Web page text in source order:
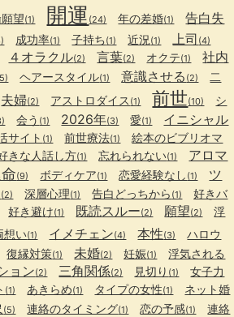
望(1) 開運 (24) 年の差婚(1)
告白失
成功率(1) 子持ち(1) 近況 (1) 上司 (4)
４オラクル(2) 言葉(2) オクテ(1)
社内
ヘアースタイル(1) 意識させる (2)
二
夫婦(2) アストロダイス (1) 前世(10)
シ
会う (1) 2026年(3) 愛(1) イニシャル
サイト (1) 前世療法(1)
絵本のビブリオマ
きな人話し方(1) 忘れられない(1) アロマ
(9) ボディケア(1) 恋愛経験なし (1)
ツ
(2) 深層心理(1) 告白どっちから (1)
好きバ
好き避け(1) 既読スルー(2) 願望(2)
浮
想い(1) イメチェン(4) 本性(3)
ハロウ
復縁対策(1) 未婚(2) 妊娠(1)
浮気される
ョン(2) 三角関係(2) 見切り (1) 女子力
(1) あきらめ(1) タイプの女性(1)
ネット婚
(5) 連絡のタイミング(1) 恋の予感(1) 連絡